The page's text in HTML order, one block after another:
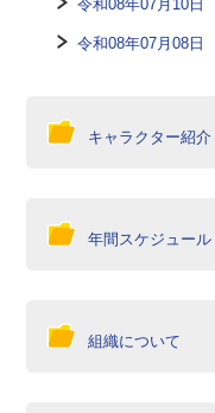
令和08年07月10日
令和08年07月08日
キャラクター紹介
年間スケジュール
組織について